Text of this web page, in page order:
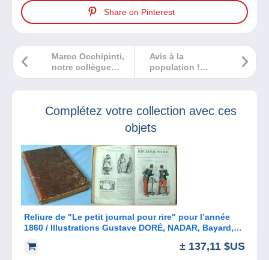
Share on Pinterest
Avis à la
population !
Découvrez la
collection !
Marco Occhipinti,
notre collègue
italien obtient le
Complétez votre collection avec ces
objets
Reliure de "Le petit journal pour rire" pour l’année
1860 / Illustrations Gustave DORÉ, NADAR, Bayard,
± 137,11 $US